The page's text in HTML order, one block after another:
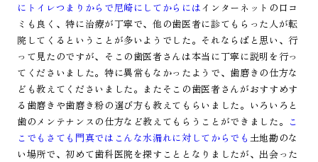
にトイレつまりからで尼崎にしてからにはインターネットの口コ
ミも良く、特に治療が丁寧で、他の歯医者に診てもらった人が転
院してくるということが多いようでした。それならばと思い、行
って見たのですが、そこの歯医者さんは本当に丁寧に説明を行っ
てくださいました。特に異常もなかったようで、歯磨きの仕方な
ども教えてくださいました。またそこの歯医者さんがおすすめす
る歯磨きや歯磨き粉の選び方も教えてもらいました。いろいろと
歯のメンテナンスの仕方など教えてもらうことができました。 こ
こでもさても門真ではこんな水漏れに対してからでも 土地勘のな
い場所で、初めて歯科医院を探すこととなりましたが、出会った